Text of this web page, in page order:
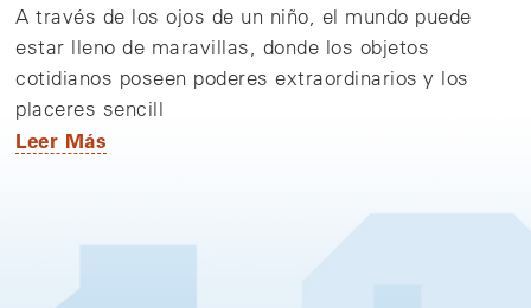
A través de los ojos de un niño, el mundo puede
estar lleno de maravillas, donde los objetos
cotidianos poseen poderes extraordinarios y los
placeres sencill
Leer Más